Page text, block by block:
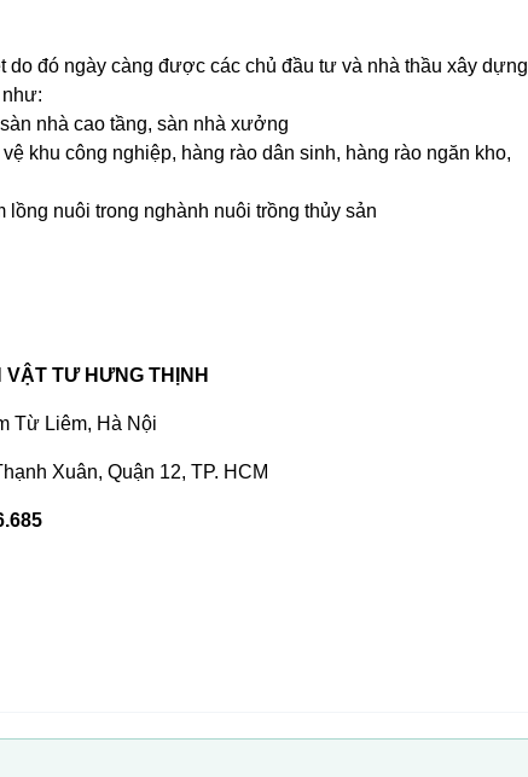
đó ngày càng được các chủ đầu tư và nhà thầu xây dựng
nhà cao tầng, sàn nhà xưởng
khu công nghiệp, hàng rào dân sinh, hàng rào ngăn kho,
nuôi trong nghành nuôi trồng thủy sản
TƯ HƯNG THỊNH
Từ Liêm, Hà Nội
Xuân, Quận 12, TP. HCM